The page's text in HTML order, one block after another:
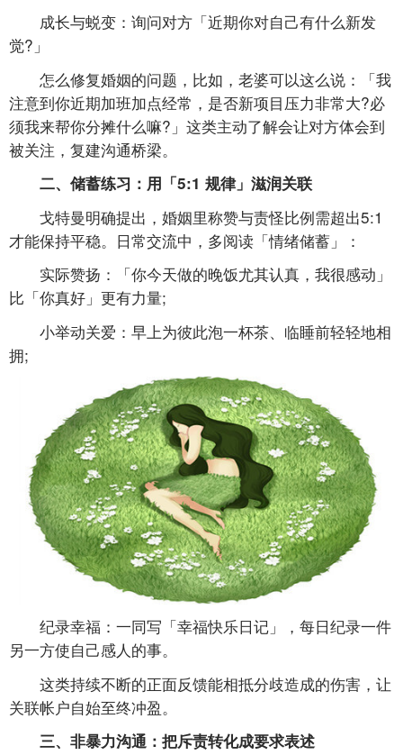
成长与蜕变：询问对方「近期你对自己有什么新发
觉?」
怎么修复婚姻的问题，比如，老婆可以这么说：「我
注意到你近期加班加点经常，是否新项目压力非常大?必
须我来帮你分摊什么嘛?」这类主动了解会让对方体会到
被关注，复建沟通桥梁。
二、储蓄练习：用「5:1 规律」滋润关联
戈特曼明确提出，婚姻里称赞与责怪比例需超出5:1
才能保持平稳。日常交流中，多阅读「情绪储蓄」：
实际赞扬：「你今天做的晚饭尤其认真，我很感动」
比「你真好」更有力量;
小举动关爱：早上为彼此泡一杯茶、临睡前轻轻地相
拥;
纪录幸福：一同写「幸福快乐日记」，每日纪录一件
另一方使自己感人的事。
这类持续不断的正面反馈能相抵分歧造成的伤害，让
关联帐户自始至终冲盈。
三、非暴力沟通：把斥责转化成要求表述